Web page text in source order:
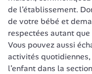
de l’établissement.
de votre bébé et
respectées autant
Vous pouvez aussi
activités
l’enfant dans la